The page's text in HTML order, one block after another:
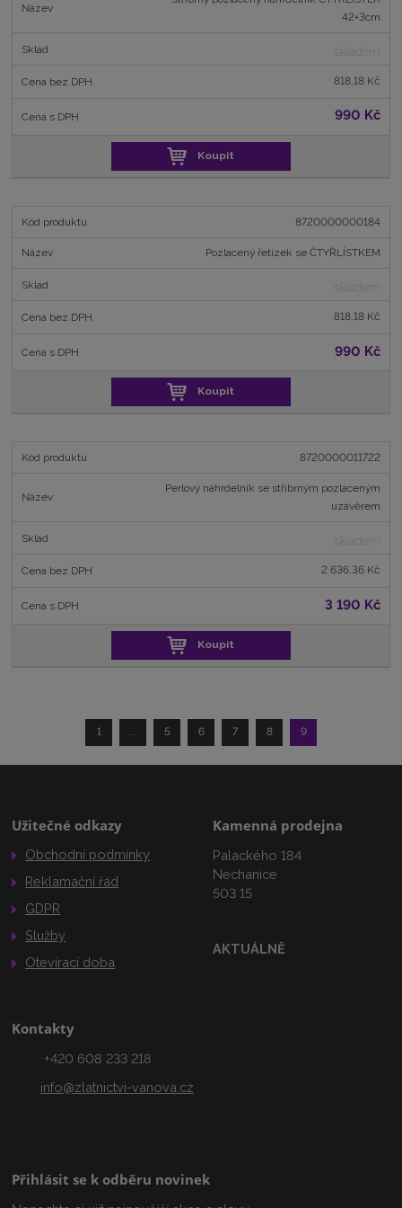
42+3cm
skladem
818,18 Kč
990 Kč
Koupit
8720000000184
Pozlacený řetízek se ČTYŘLÍSTKEM
skladem
818,18 Kč
990 Kč
Koupit
8720000011722
Perlový náhrdelník se stříbrným pozlaceným
uzávěrem
skladem
2 636,36 Kč
3 190 Kč
Koupit
1 ... 5 6 7 8 9
Užitečné odkazy
Obchodní podmínky
Reklamační řád
GDPR
Služby
Otevírací doba
Kamenná prodejna
Palackého 184
Nechanice
503 15
AKTUÁLNĚ
Kontakty
+420 608 233 218
info@zlatnictvi-vanova.cz
Přihlásit se k odběru novinek